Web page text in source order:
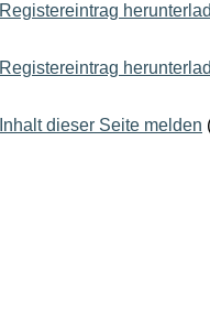
Registereintrag
Registereintrag
Inhalt dieser Seite melden